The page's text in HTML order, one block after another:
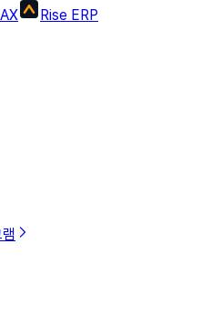
Rise ERP